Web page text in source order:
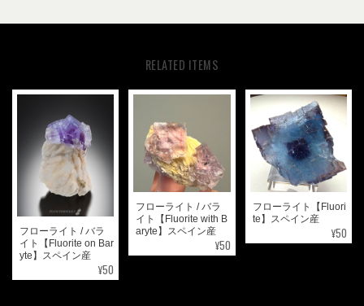
RELATED ITEMS
フローライト / バラ
イト【Fluorite on Bar
yte】スペイン産
¥50
フローライト / バラ
イト【Fluorite with B
aryte】スペイン産
¥50
フローライト【Fluori
te】スペイン産
¥50